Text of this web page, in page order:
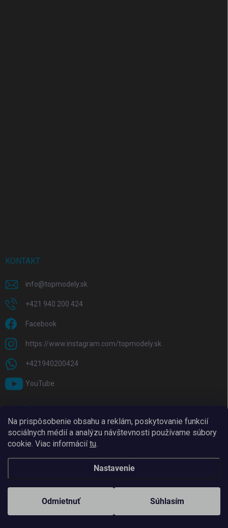
Na prispôsobenie obsahu a reklám, poskytovanie funkcií
sociálnych médií a analýzu návštevnosti používame súbory
cookie. Viac informáciítu.
Nastavenie
Odmietnuť Súhlasím
KONTAKT
info@topmodely.sk
+421 940 200 424
Facebook
https://www.instagram.com/topmodely.sk
+421940200424
YouTube
Vytvoril Shoptet
Copyright 2026TopModely. Všetky práva vyhradené.Upraviť nastavenie